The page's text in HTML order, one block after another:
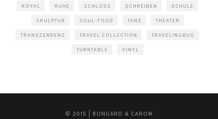
ROYAL RUHE SCHLOSS SCHREIBEN SCHULE
SKULPTUR SOUL-FOOD TANZ THEATER
TRANSZENDENZ TRAVEL COLLECTION TRAVELINGBUG
TURNTABLE VINYL
© 2015 | BONGARD & CAROW